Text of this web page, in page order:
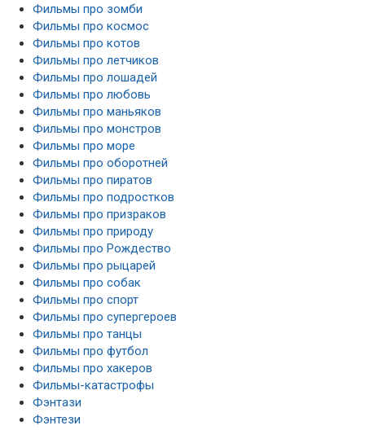
Фильмы про зомби
Фильмы про космос
Фильмы про котов
Фильмы про летчиков
Фильмы про лошадей
Фильмы про любовь
Фильмы про маньяков
Фильмы про монстров
Фильмы про море
Фильмы про оборотней
Фильмы про пиратов
Фильмы про подростков
Фильмы про призраков
Фильмы про природу
Фильмы про Рождество
Фильмы про рыцарей
Фильмы про собак
Фильмы про спорт
Фильмы про супергероев
Фильмы про танцы
Фильмы про футбол
Фильмы про хакеров
Фильмы-катастрофы
Фэнтази
Фэнтези